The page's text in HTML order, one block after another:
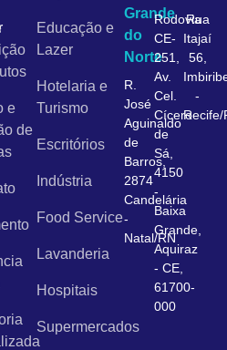
e
de
Educação e
Lazer
Hotelaria e
Turismo
Escritórios
Indústria
Food Service
Lavanderia
Hospitais
Supermercados
Grande
do
Norte
R.
José
Aguinaldo
de
Barros,
2874
Candelária
-
Natal/RN
Rodovia
CE-
251,
Av.
Cel.
Cícero
de
Sá,
4150
-
Baixa
Grande,
Aquiraz
- CE,
61700-
000
Rua
Itajaí
56,
-
Recife/